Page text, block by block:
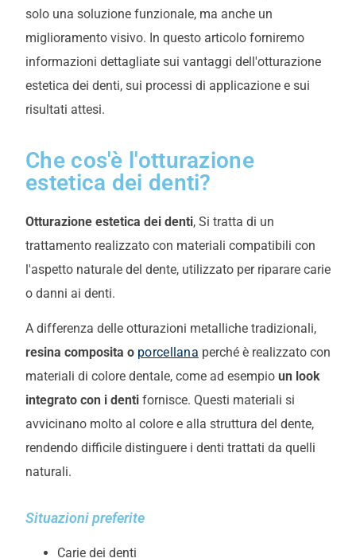
solo una soluzione funzionale, ma anche un
miglioramento visivo. In questo articolo forniremo
informazioni dettagliate sui vantaggi dell'otturazione
estetica dei denti, sui processi di applicazione e sui
risultati attesi.
Che cos'è l'otturazione
estetica dei denti?
Otturazione estetica dei denti, Si tratta di un
trattamento realizzato con materiali compatibili con
l'aspetto naturale del dente, utilizzato per riparare carie
o danni ai denti.
A differenza delle otturazioni metalliche tradizionali,
resina composita o porcellana perché è realizzato con
materiali di colore dentale, come ad esempio un look
integrato con i denti fornisce. Questi materiali si
avvicinano molto al colore e alla struttura del dente,
rendendo difficile distinguere i denti trattati da quelli
naturali.
Situazioni preferite
Carie dei denti